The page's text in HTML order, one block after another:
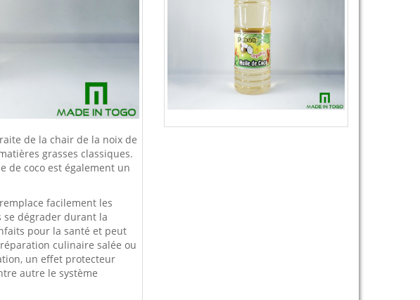
de la chair de la noix de
grasses classiques.
de coco est également un
facilement les
se dégrader durant la
pour la santé et peut
culinaire salée ou
un effet protecteur
autre le système